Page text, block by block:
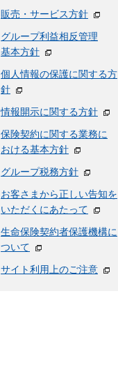
販売・サービス方針
グループ利益相反管理
基本方針
個人情報の保護に関する方
針
情報開示に関する方針
保険契約に関する業務に
おける基本方針
グループ税務方針
お客さまから正しい告知を
いただくにあたって
生命保険契約者保護機構に
ついて
サイト利用上のご注意